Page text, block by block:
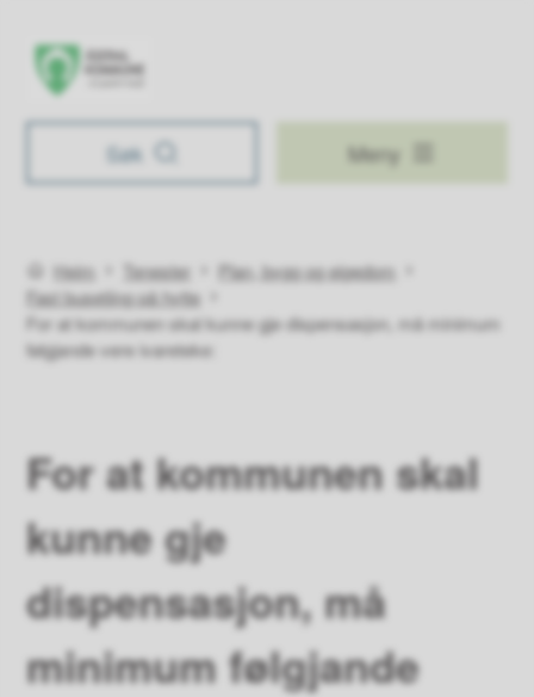
Åseral kommune
Søk Meny
Du er her:
Heim Tenester
Plan, bygg og eigedom
Fast busetjing på hytte
For at kommunen skal kunne gje dispensasjon, må minimum
følgjande vere ivareteke:
For at kommunen skal
kunne gje
dispensasjon, må
minimum følgjande